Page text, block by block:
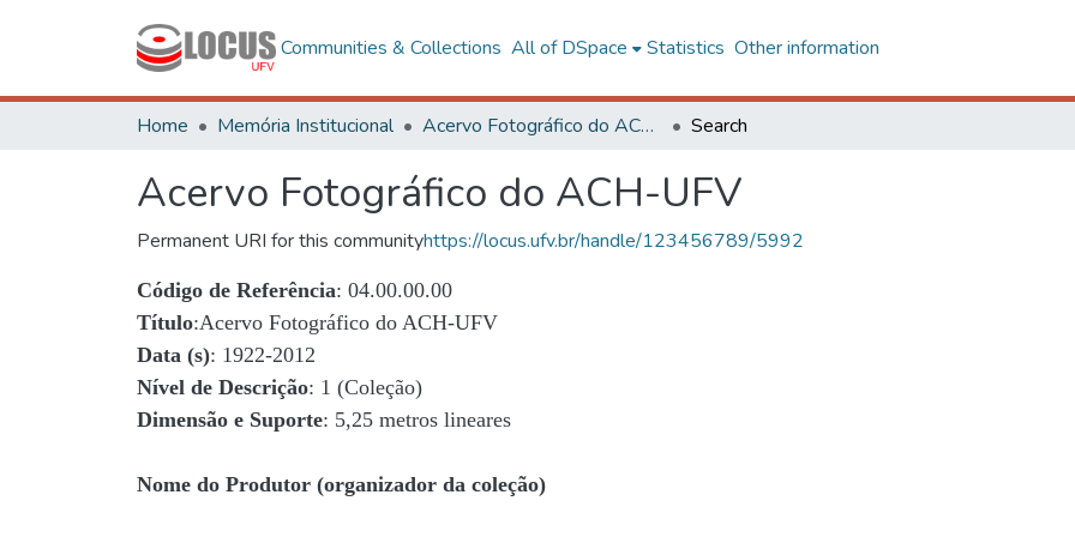
Communities & Collections All of DSpace Statistics Other information
Home Memória Institucional Acervo Fotográfico do ACH-UFV Search
Acervo Fotográfico do ACH-UFV
Permanent URI for this communityhttps://locus.ufv.br/handle/123456789/5992
Código de Referência: 04.00.00.00
Título:Acervo Fotográfico do ACH-UFV
Data (s): 1922-2012
Nível de Descrição: 1 (Coleção)
Dimensão e Suporte: 5,25 metros lineares
Nome do Produtor (organizador da coleção)